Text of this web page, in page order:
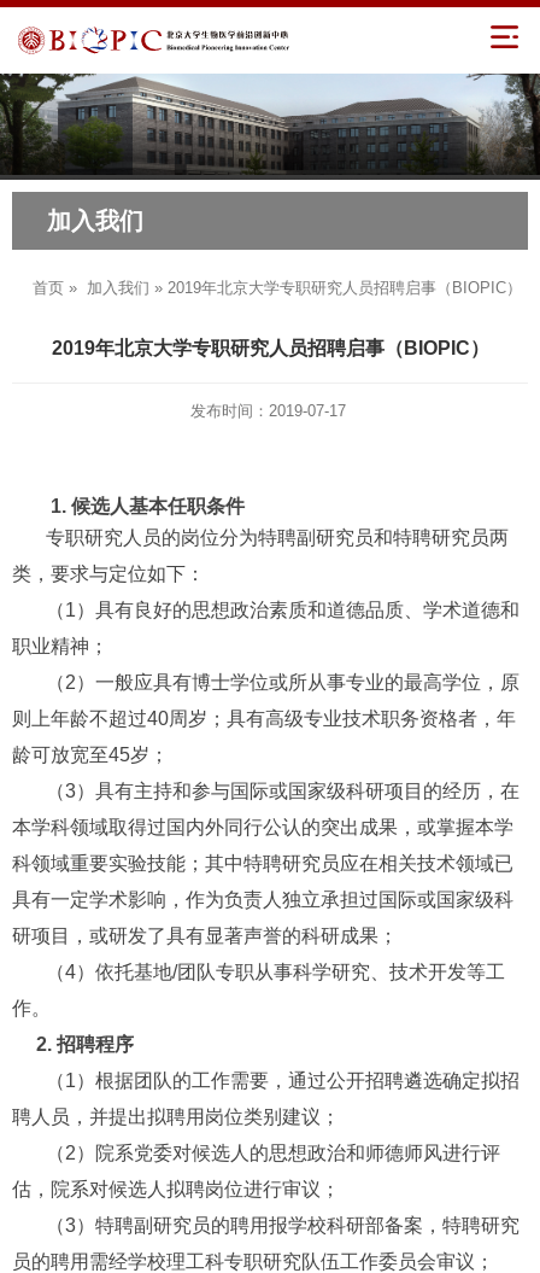
加入我们
首页 » 加入我们 » 2019年北京大学专职研究人员招聘启事（BIOPIC）
2019年北京大学专职研究人员招聘启事（BIOPIC）
发布时间：2019-07-17
1. 候选人基本任职条件
专职研究人员的岗位分为特聘副研究员和特聘研究员两
类，要求与定位如下：
（1）具有良好的思想政治素质和道德品质、学术道德和
职业精神；
（2）一般应具有博士学位或所从事专业的最高学位，原
则上年龄不超过40周岁；具有高级专业技术职务资格者，年
龄可放宽至45岁；
（3）具有主持和参与国际或国家级科研项目的经历，在
本学科领域取得过国内外同行公认的突出成果，或掌握本学
科领域重要实验技能；其中特聘研究员应在相关技术领域已
具有一定学术影响，作为负责人独立承担过国际或国家级科
研项目，或研发了具有显著声誉的科研成果；
（4）依托基地/团队专职从事科学研究、技术开发等工
作。
2. 招聘程序
（1）根据团队的工作需要，通过公开招聘遴选确定拟招
聘人员，并提出拟聘用岗位类别建议；
（2）院系党委对候选人的思想政治和师德师风进行评
估，院系对候选人拟聘岗位进行审议；
（3）特聘副研究员的聘用报学校科研部备案，特聘研究
员的聘用需经学校理工科专职研究队伍工作委员会审议；